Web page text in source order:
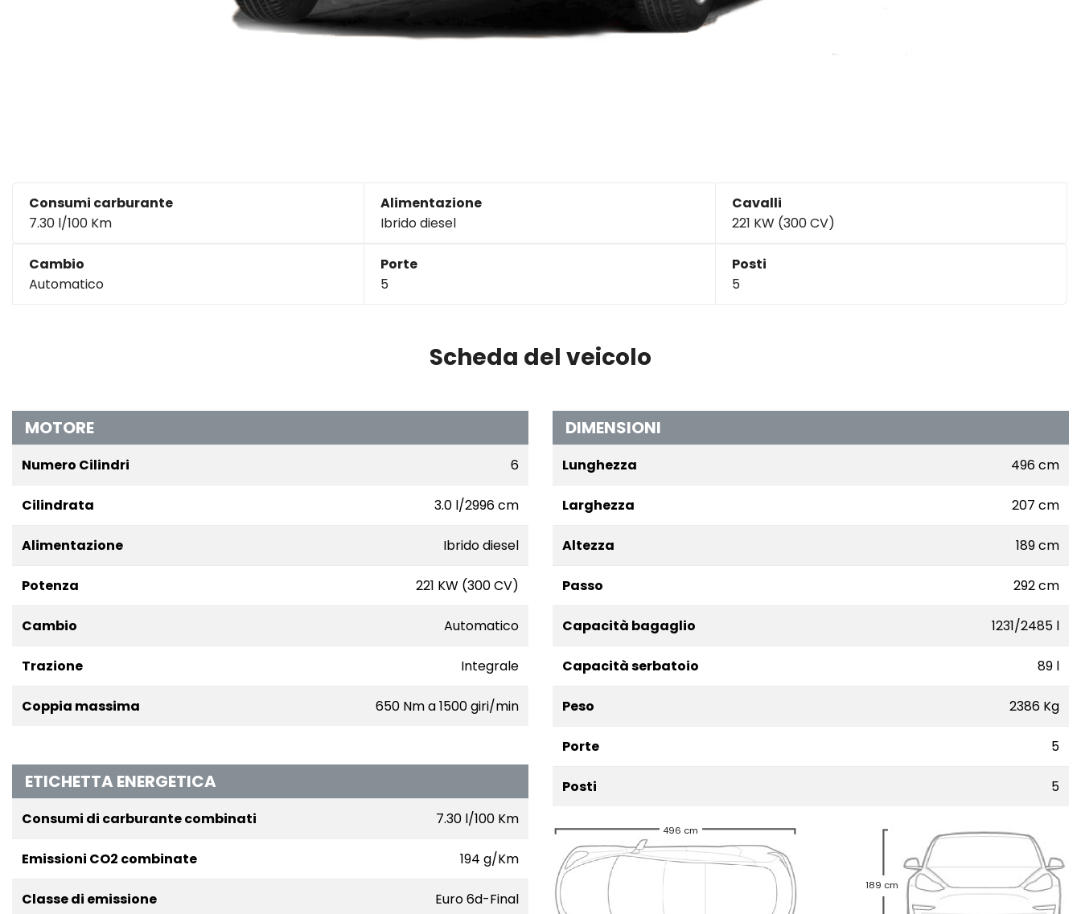
Consumi carburante
7.30 l/100 Km
Alimentazione
Ibrido diesel
Cavalli
221 KW (300 CV)
Cambio
Automatico
Porte
5
Posti
5
Scheda del veicolo
MOTORE
Numero Cilindri 6
Cilindrata 3.0 l/2996 cm
Alimentazione Ibrido diesel
Potenza 221 KW (300 CV)
Cambio Automatico
Trazione Integrale
Coppia massima 650 Nm a 1500 giri/min
ETICHETTA ENERGETICA
Consumi di carburante combinati 7.30 l/100 Km
Emissioni CO2 combinate 194 g/Km
Classe di emissione Euro 6d-Final
DIMENSIONI
Lunghezza 496 cm
Larghezza 207 cm
Altezza 189 cm
Passo 292 cm
Capacità bagaglio 1231/2485 l
Capacità serbatoio 89 l
Peso 2386 Kg
Porte 5
Posti 5
496 cm
189 cm